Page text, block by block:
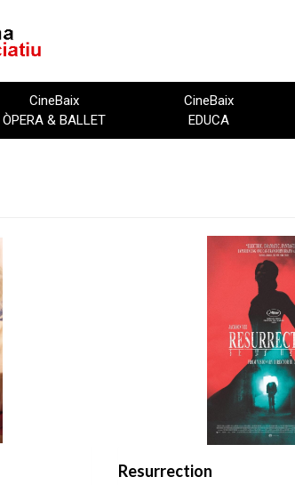
CineBaix
ÒPERA & BALLET
CineBaix
EDUCA
Resurrection